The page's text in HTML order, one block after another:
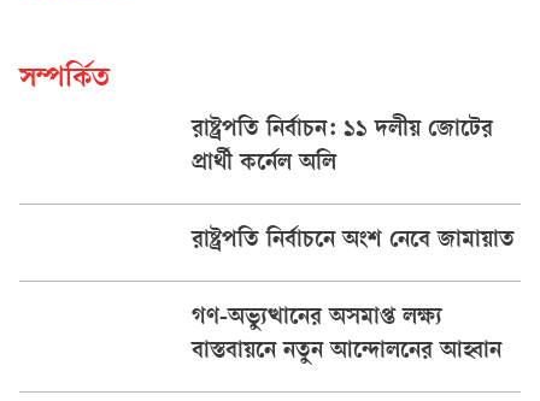
সম্পর্কিত
রাষ্ট্রপতি নির্বাচন: ১১ দলীয় জোটের
প্রার্থী কর্নেল অলি
রাষ্ট্রপতি নির্বাচনে অংশ নেবে জামায়াত
গণ-অভ্যুত্থানের অসমাপ্ত লক্ষ্য
বাস্তবায়নে নতুন আন্দোলনের আহ্বান